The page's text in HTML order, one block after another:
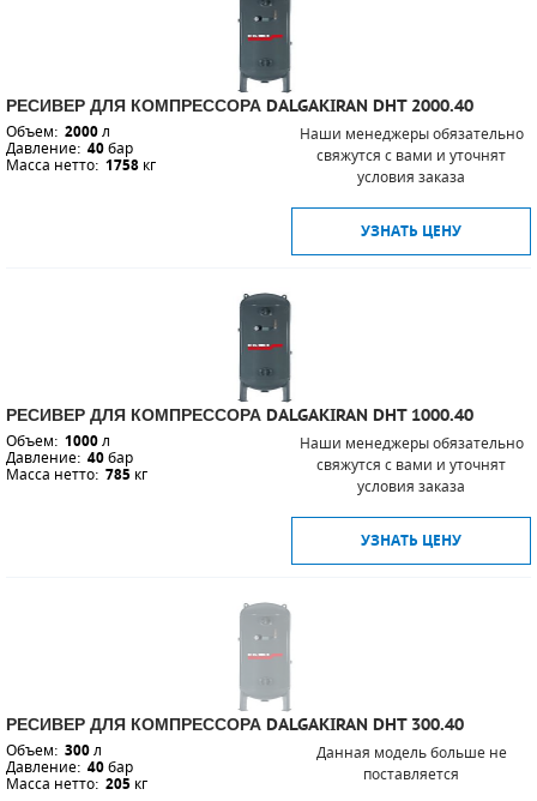
РЕСИВЕР ДЛЯ КОМПРЕССОРА DALGAKIRAN DHT 2000.40
Объем: 2000л
Давление: 40бар
Масса нетто: 1758 кг
Наши менеджеры обязательно
свяжутся с вами и уточнят
условия заказа
УЗНАТЬ ЦЕНУ
РЕСИВЕР ДЛЯ КОМПРЕССОРА DALGAKIRAN DHT 1000.40
Объем: 1000л
Давление: 40бар
Масса нетто: 785 кг
Наши менеджеры обязательно
свяжутся с вами и уточнят
условия заказа
УЗНАТЬ ЦЕНУ
РЕСИВЕР ДЛЯ КОМПРЕССОРА DALGAKIRAN DHT 300.40
Объем: 300л
Давление: 40бар
Масса нетто: 205 кг
Данная модель больше не
поставляется